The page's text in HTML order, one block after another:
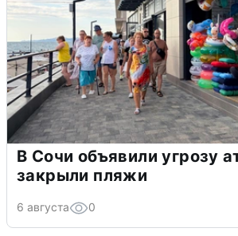
В Сочи объявили угрозу
закрыли пляжи
6 августа 0